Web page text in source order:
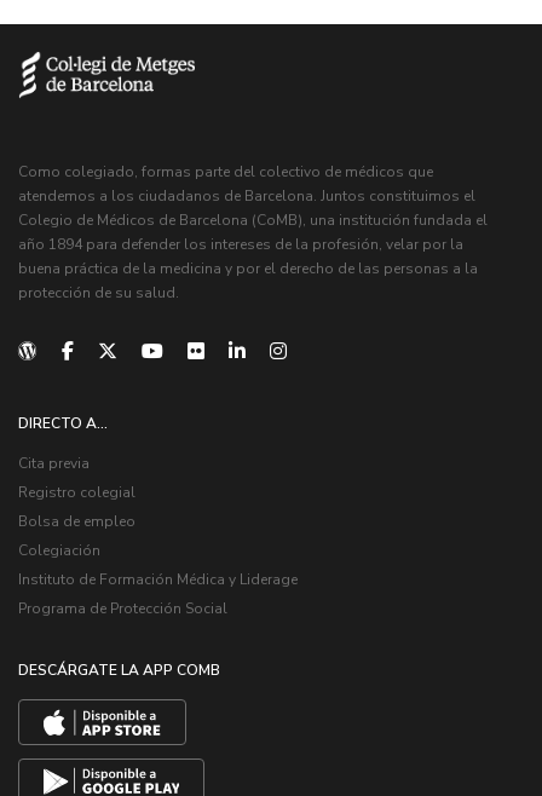
Como colegiado, formas parte del colectivo de médicos que
atendemos a los ciudadanos de Barcelona. Juntos constituimos el
Colegio de Médicos de Barcelona (CoMB), una institución fundada el
año 1894 para defender los intereses de la profesión, velar por la
buena práctica de la medicina y por el derecho de las personas a la
protección de su salud.
DIRECTO A...
Cita previa
Registro colegial
Bolsa de empleo
Colegiación
Instituto de Formación Médica y Liderage
Programa de Protección Social
DESCÁRGATE LA APP COMB